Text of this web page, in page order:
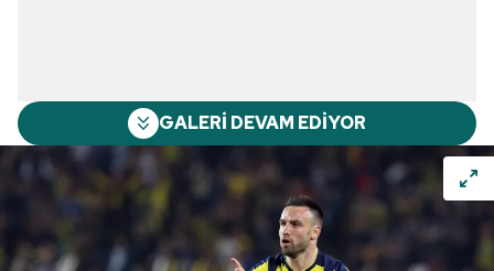
GALERİ DEVAM EDİYOR